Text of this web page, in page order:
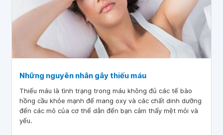
Những nguyên nhân gây thiếu máu
Thiếu máu là tình trạng trong máu không đủ các tế bào
hồng cầu khỏe mạnh để mang oxy và các chất dinh dưỡng
đến các mô của cơ thể dẫn đến bạn cảm thấy mệt mỏi và
yếu.